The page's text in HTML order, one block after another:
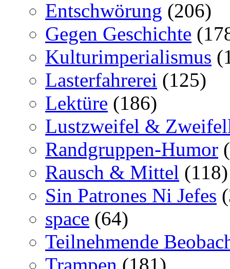
Entschwörung (206)
Gegen Geschichte
Kulturimperialismus
Lasterfahrerei (125)
Lektüre (186)
Lustzweifel &
Randgruppen-Humor
Rausch & Mittel (118)
Sin Patrones Ni Jefes
space (64)
Teilnehmende
Trampen (181)